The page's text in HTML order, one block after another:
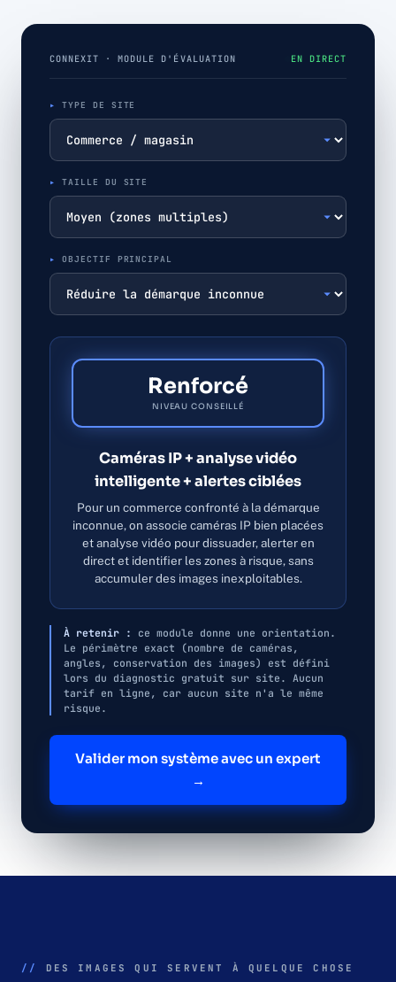
CONNEXIT · MODULE D'ÉVALUATION EN DIRECT
TYPE DE SITE
TAILLE DU SITE
OBJECTIF PRINCIPAL
Renforcé
NIVEAU CONSEILLÉ
Caméras IP + analyse vidéo
intelligente + alertes ciblées
Pour un commerce confronté à la démarque
inconnue, on associe caméras IP bien placées
et analyse vidéo pour dissuader, alerter en
direct et identifier les zones à risque, sans
accumuler des images inexploitables.
À retenir :
ce module donne une orientation.
Le périmètre exact (nombre de caméras,
angles, conservation des images) est défini
lors du diagnostic gratuit sur site. Aucun
tarif en ligne, car aucun site n'a le même
risque.
Valider mon système avec un expert
→
// DES IMAGES QUI SERVENT À QUELQUE CHOSE